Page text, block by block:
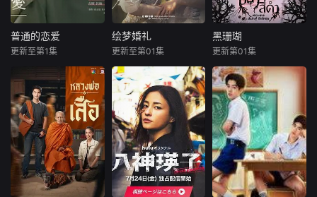
特色人文与美食为
打动游客。尽管在
创业路上笑料百
褪去青涩，逐渐打
响“成功
火车时，他偶遇同
名旧友，曾是穷小
子的Thatri Worrap
hat，如今正要去继
产。列车突遭炸弹
袭击，毫发无损的
破产Thatri看着重
伤昏迷的幸运Thatr
i，接到了一个匪夷
所思的请求：冒名
顶替去领取那份天
降横财。面对足以
逆转人生的诱惑，
普通的恋爱
长野凌大
本作改编自同名漫
画，是一部以处于
上下级关系的文原
一良与东庆伊为中
心，讲述这两个笨
拙之人寻觅属于自
己幸福历程的爱情
故事。一良因过去
普通的恋爱
更新至第1集
绘梦婚礼
阿披南·普拉瑟瓦塔纳坤
被欢笑、笑容和祝
福环绕的婚礼仅仅
是爱情生活的起
点。未来还有许多
障碍等待着两人共
同跨越。 Runch和
Neen都曾梦想她们
绘梦婚礼
更新至第01集
黑珊瑚
拉娜帕·翁塔娜特
一个被人谋杀
致死的女孩的灵魂
附到珊瑚上的故
事。
黑珊瑚
更新第01集